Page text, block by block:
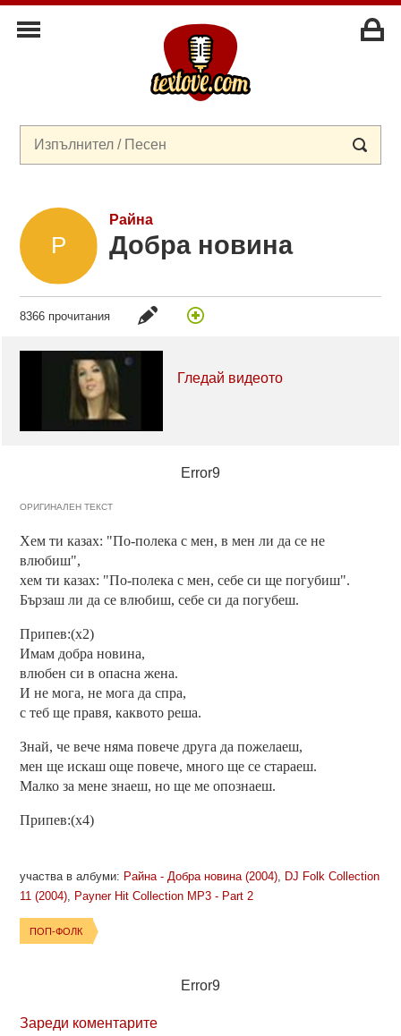
Райна
Добра новина
8366 прочитания
Гледай видеото
Error9
ОРИГИНАЛЕН ТЕКСТ
Хем ти казах: "По-полека с мен, в мен ли да се не
влюбиш",
хем ти казах: "По-полека с мен, себе си ще погубиш".
Бързаш ли да се влюбиш, себе си да погубеш.
Припев:(х2)
Имам добра новина,
влюбен си в опасна жена.
И не мога, не мога да спра,
с теб ще правя, каквото реша.
Знай, че вече няма повече друга да пожелаеш,
мен ще искаш още повече, много ще се стараеш.
Малко за мене знаеш, но ще ме опознаеш.
Припев:(х4)
участва в албуми: Райна - Добра новина (2004) DJ Folk Collection
11 (2004) Payner Hit Collection MP3 - Part 2
ПОП-ФОЛК
Error9
Зареди коментарите